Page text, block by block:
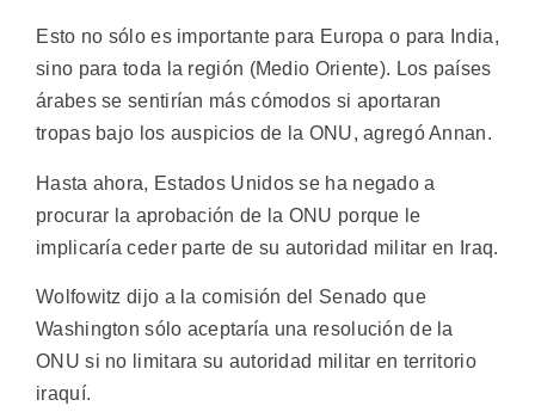
Esto no sólo es importante para Europa o para India,
sino para toda la región (Medio Oriente). Los países
árabes se sentirían más cómodos si aportaran
tropas bajo los auspicios de la ONU, agregó Annan.
Hasta ahora, Estados Unidos se ha negado a
procurar la aprobación de la ONU porque le
implicaría ceder parte de su autoridad militar en Iraq.
Wolfowitz dijo a la comisión del Senado que
Washington sólo aceptaría una resolución de la
ONU si no limitara su autoridad militar en territorio
iraquí.